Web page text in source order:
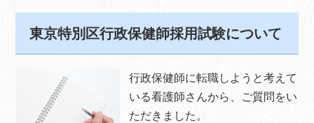
東京特別区行政保健師採用試験について
行政保健師に転職しようと考えて
いる看護師さんから、ご質問をい
ただきました。